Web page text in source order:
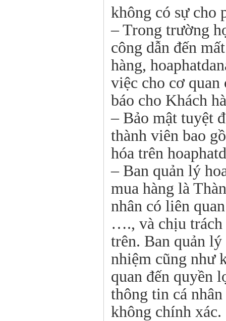
không có sự cho
– Trong trường
công dẫn đến
hàng,
việc cho cơ
báo cho Khách
– Bảo mật tuyệt
thành viên bao
hóa trên
– Ban quản lý
mua hàng là
nhân có liên
…., và chịu trách
trên. Ban quản
nhiệm cũng như
quan đến quyền
thông tin cá
không chính xác.